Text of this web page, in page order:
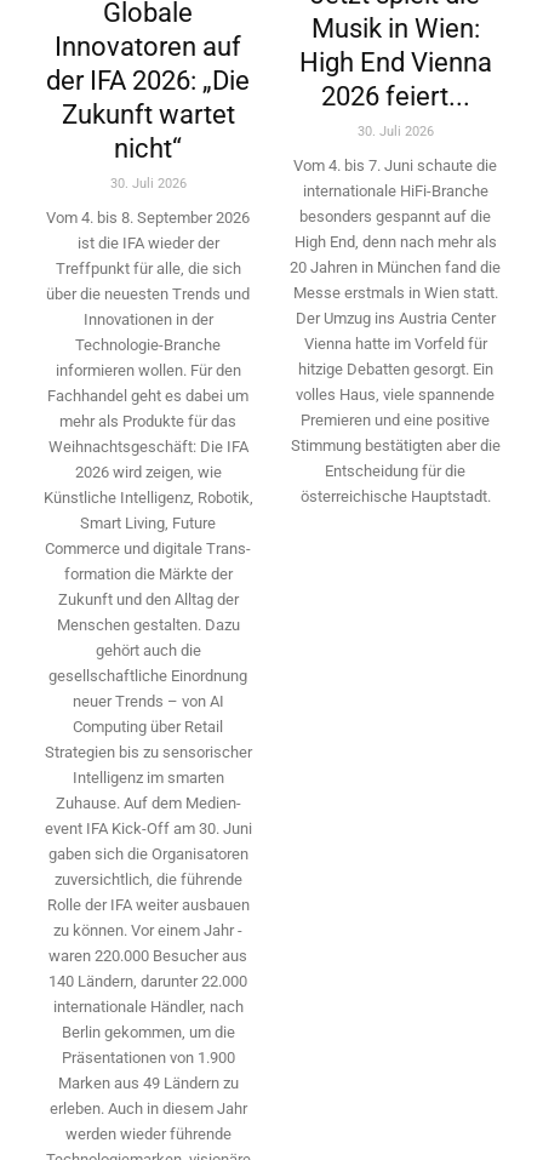
Globale
Innovatoren auf
der IFA 2026: „Die
Zukunft wartet
nicht“
30. Juli 2026
Vom 4. bis 8. September 2026
ist die IFA wieder der
Treffpunkt für alle, die sich
über die neuesten Trends und
Innovationen in der
Technologie-­Branche
informieren wollen. Für den
Fachhandel geht es dabei um
mehr als Produkte für das
Weihnachtsgeschäft: Die IFA
2026 wird ­zeigen, wie
Künstliche Intelligenz, Robotik,
Smart Living, Future
Commerce und digitale Trans­
formation die Märkte der
Zukunft und den Alltag der
Menschen gestalten. Dazu
gehört auch die
gesellschaftliche Einordnung
neuer Trends – von AI
Computing über Retail
Strategien bis zu sensorischer
Intelligenz im smarten
Zuhause. Auf dem Medien­
event IFA Kick-Off am 30. Juni
gaben sich die Organisatoren
zuversichtlich, die führende
Rolle der IFA weiter ausbauen
zu können. Vor einem Jahr ­
waren 220.000 Besucher aus
140 ­Ländern, ­darunter 22.000
internationale Händler, nach
Berlin gekommen, um die
Präsen­tationen von 1.900
Marken aus 49 Ländern zu
erleben. Auch in diesem Jahr
werden wieder führende
Musik in Wien:
High End Vienna
2026 feiert...
30. Juli 2026
Vom 4. bis 7. Juni schaute die
internationale HiFi-Branche
besonders gespannt auf die
High End, denn nach mehr als
20 Jahren in München fand die
Messe erstmals in Wien statt.
Der Umzug ins Austria Center
Vienna hatte im Vorfeld für
hitzige Debatten gesorgt. Ein
volles Haus, viele spannende
Premieren und eine positive
Stimmung bestätigten aber die
Entscheidung für die
österreichische Hauptstadt.